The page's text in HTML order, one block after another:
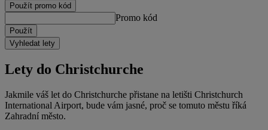
Použít promo kód
Promo kód
Použít
Vyhledat lety
Lety do Christchurche
Jakmile váš let do Christchurche přistane na letišti Christchurch
International Airport, bude vám jasné, proč se tomuto městu říká
Zahradní město.